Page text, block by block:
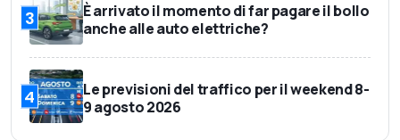
3
È arrivato il momento di far pagare il bollo
anche alle auto elettriche?
4
Le previsioni del traffico per il weekend 8-
9 agosto 2026